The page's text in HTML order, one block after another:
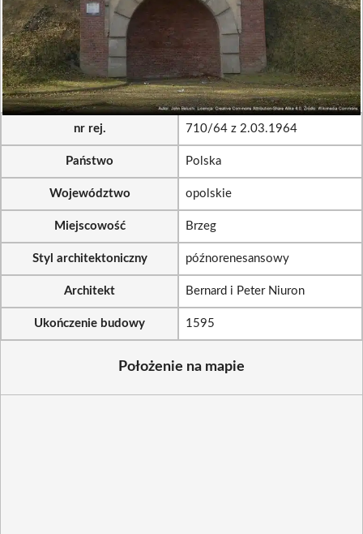
nr rej. 710/64 z 2.03.1964
Państwo Polska
Województwo opolskie
Miejscowość Brzeg
Styl architektoniczny późnorenesansowy
Architekt Bernard i Peter Niuron
Ukończenie budowy 1595
Położenie na mapie